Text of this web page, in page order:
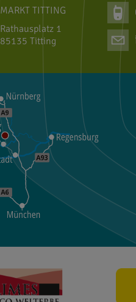
MARKT TITTING
Rathausplatz 1
85135 Titting